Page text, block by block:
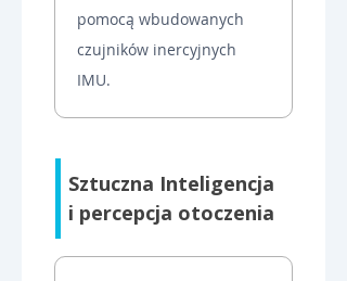
pomocą wbudowanych
czujników inercyjnych
IMU.
Sztuczna Inteligencja
i percepcja otoczenia